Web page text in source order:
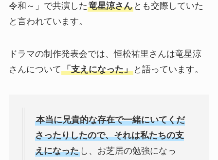
令和～」で共演した竜星涼さんとも交際していた
と言われています。
ドラマの制作発表会では、恒松祐里さんは竜星涼
さんについて「支えになった」と語っています。
本当に兄貴的な存在で一緒にいてくだ
さったりしたので、それは私たちの支
えになったし、お芝居の勉強になっ